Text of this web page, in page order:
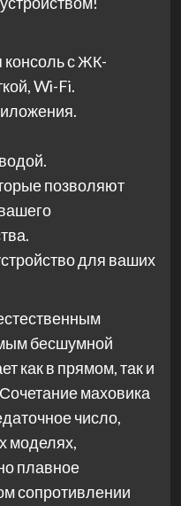
с ЖК-
Wi-Fi.
позволяют
для ваших
бесшумной
как в прямом, так и
маховика
число,
моделях,
плавное
сопротивлении